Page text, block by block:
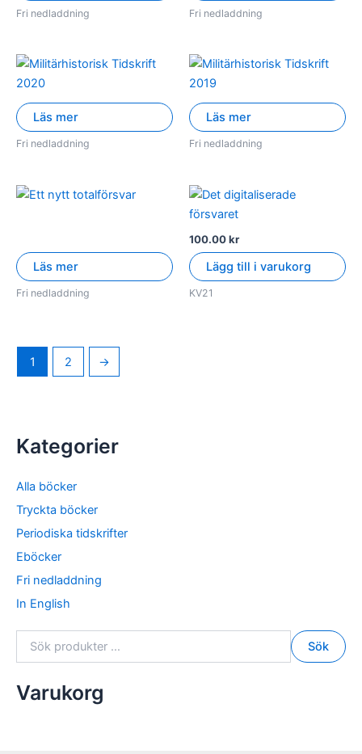
Fri nedladdning Fri nedladdning
Läs mer
Fri nedladdning
Läs mer
Fri nedladdning
Läs mer
Fri nedladdning
100.00kr
Lägg till i varukorg
KV21
1 2 →
Kategorier
Alla böcker
Tryckta böcker
Periodiska tidskrifter
Eböcker
Fri nedladdning
In English
e
Sök
Varukorg